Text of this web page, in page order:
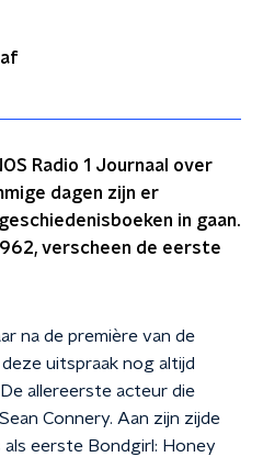
Radio 1 Journaal over
dagen zijn er
in gaan.
verscheen de eerste
na de première van de
uitspraak nog altijd
allereerste acteur die
Connery. Aan zijn zijde
eerste Bondgirl: Honey